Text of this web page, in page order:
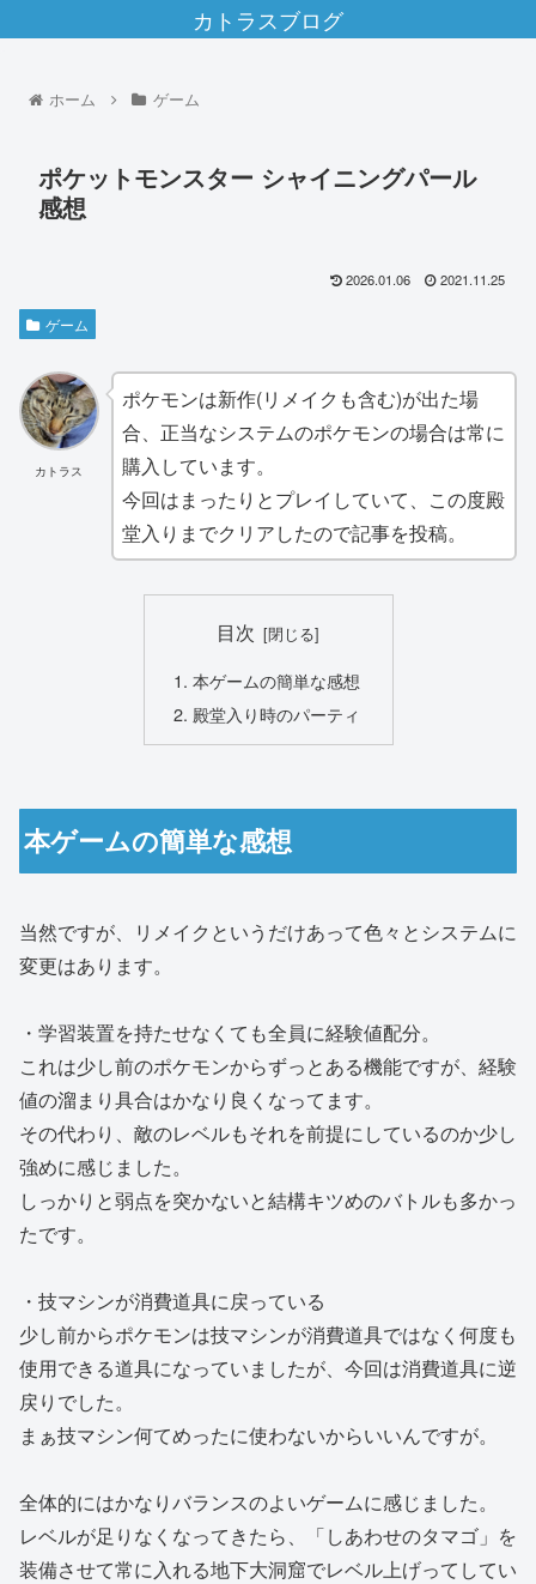
カトラスブログ
ホーム ゲーム
ポケットモンスター シャイニングパール
感想
2026.01.06 2021.11.25
ゲーム
カトラス
ポケモンは新作(リメイクも含む)が出た場
合、正当なシステムのポケモンの場合は常に
購入しています。
今回はまったりとプレイしていて、この度殿
堂入りまでクリアしたので記事を投稿。
目次
本ゲームの簡単な感想
殿堂入り時のパーティ
本ゲームの簡単な感想
当然ですが、リメイクというだけあって色々とシステムに
変更はあります。
・学習装置を持たせなくても全員に経験値配分。
これは少し前のポケモンからずっとある機能ですが、経験
値の溜まり具合はかなり良くなってます。
その代わり、敵のレベルもそれを前提にしているのか少し
強めに感じました。
しっかりと弱点を突かないと結構キツめのバトルも多かっ
たです。
・技マシンが消費道具に戻っている
少し前からポケモンは技マシンが消費道具ではなく何度も
使用できる道具になっていましたが、今回は消費道具に逆
戻りでした。
まぁ技マシン何てめったに使わないからいいんですが。
全体的にはかなりバランスのよいゲームに感じました。
レベルが足りなくなってきたら、「しあわせのタマゴ」を
装備させて常に入れる地下大洞窟でレベル上げってしてい